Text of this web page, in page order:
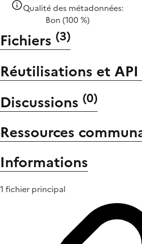
Qualité des métadonnées:
Bon (100 %)
Fichiers (3)
Réutilisations et API
Discussions (0)
Ressources
Informations
1 fichier principal